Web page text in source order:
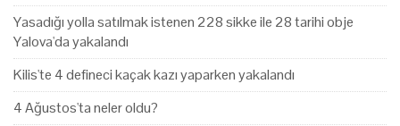
Yasadığı yolla satılmak istenen 228 sikke ile 28 tarihi obje
Yalova'da yakalandı
Kilis'te 4 defineci kaçak kazı yaparken yakalandı
4 Ağustos'ta neler oldu?